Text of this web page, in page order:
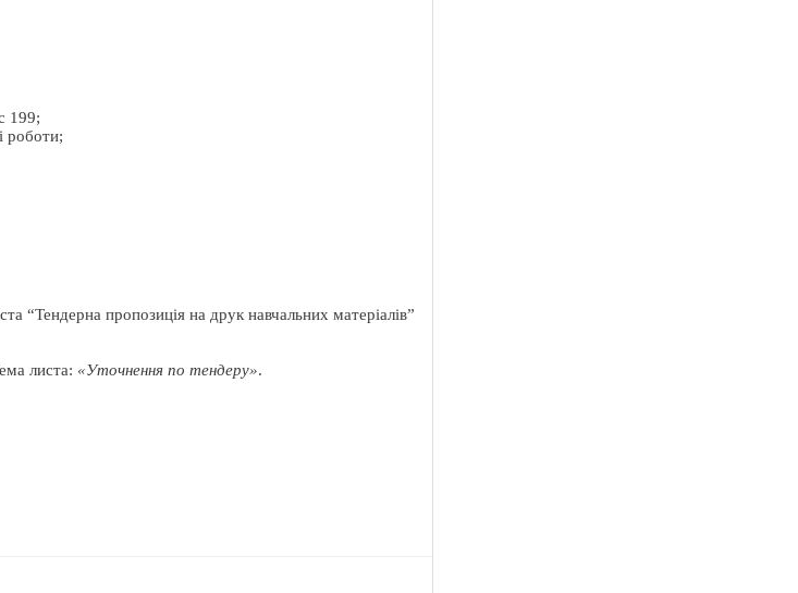
199;
роботи;
“Тендерна пропозиція на друк навчальних матеріалів”
листа: «Уточнення по тендеру».